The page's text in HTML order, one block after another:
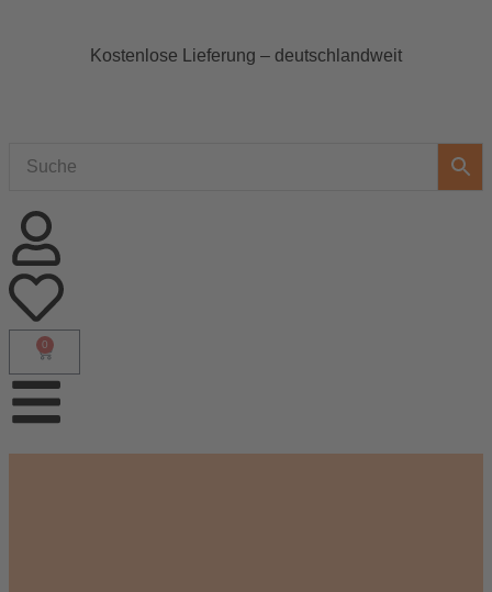
Kostenlose Lieferung – deutschlandweit
0